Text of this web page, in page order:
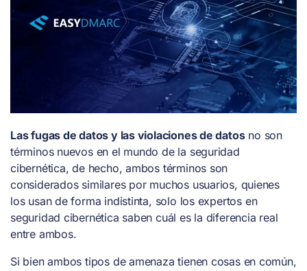
Las fugas de datos y las violaciones de datosno son
términos nuevos en el mundo de la seguridad
cibernética, de hecho, ambos términos son
considerados similares por muchos usuarios, quienes
los usan de forma indistinta, solo los expertos en
seguridad cibernética saben cuál es la diferencia real
entre ambos.
Si bien ambos tipos de amenaza tienen cosas en común,